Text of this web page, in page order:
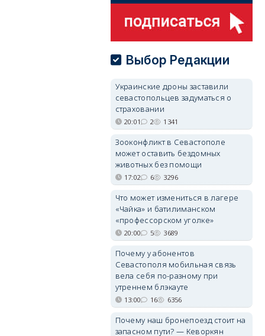
Выбор Редакции
Украинские дроны заставили
севастопольцев задуматься о
страховании
20:01 2 1341
Зооконфликт в Севастополе
может оставить бездомных
животных без помощи
17:02 6 3296
Что может измениться в лагере
«Чайка» и батилиманском
«профессорском уголке»
20:00 5 3689
Почему у абонентов
Севастополя мобильная связь
вела себя по-разному при
утреннем блэкауте
13:00 16 6356
Почему наш бронепоезд стоит на
запасном пути? — Кеворкян